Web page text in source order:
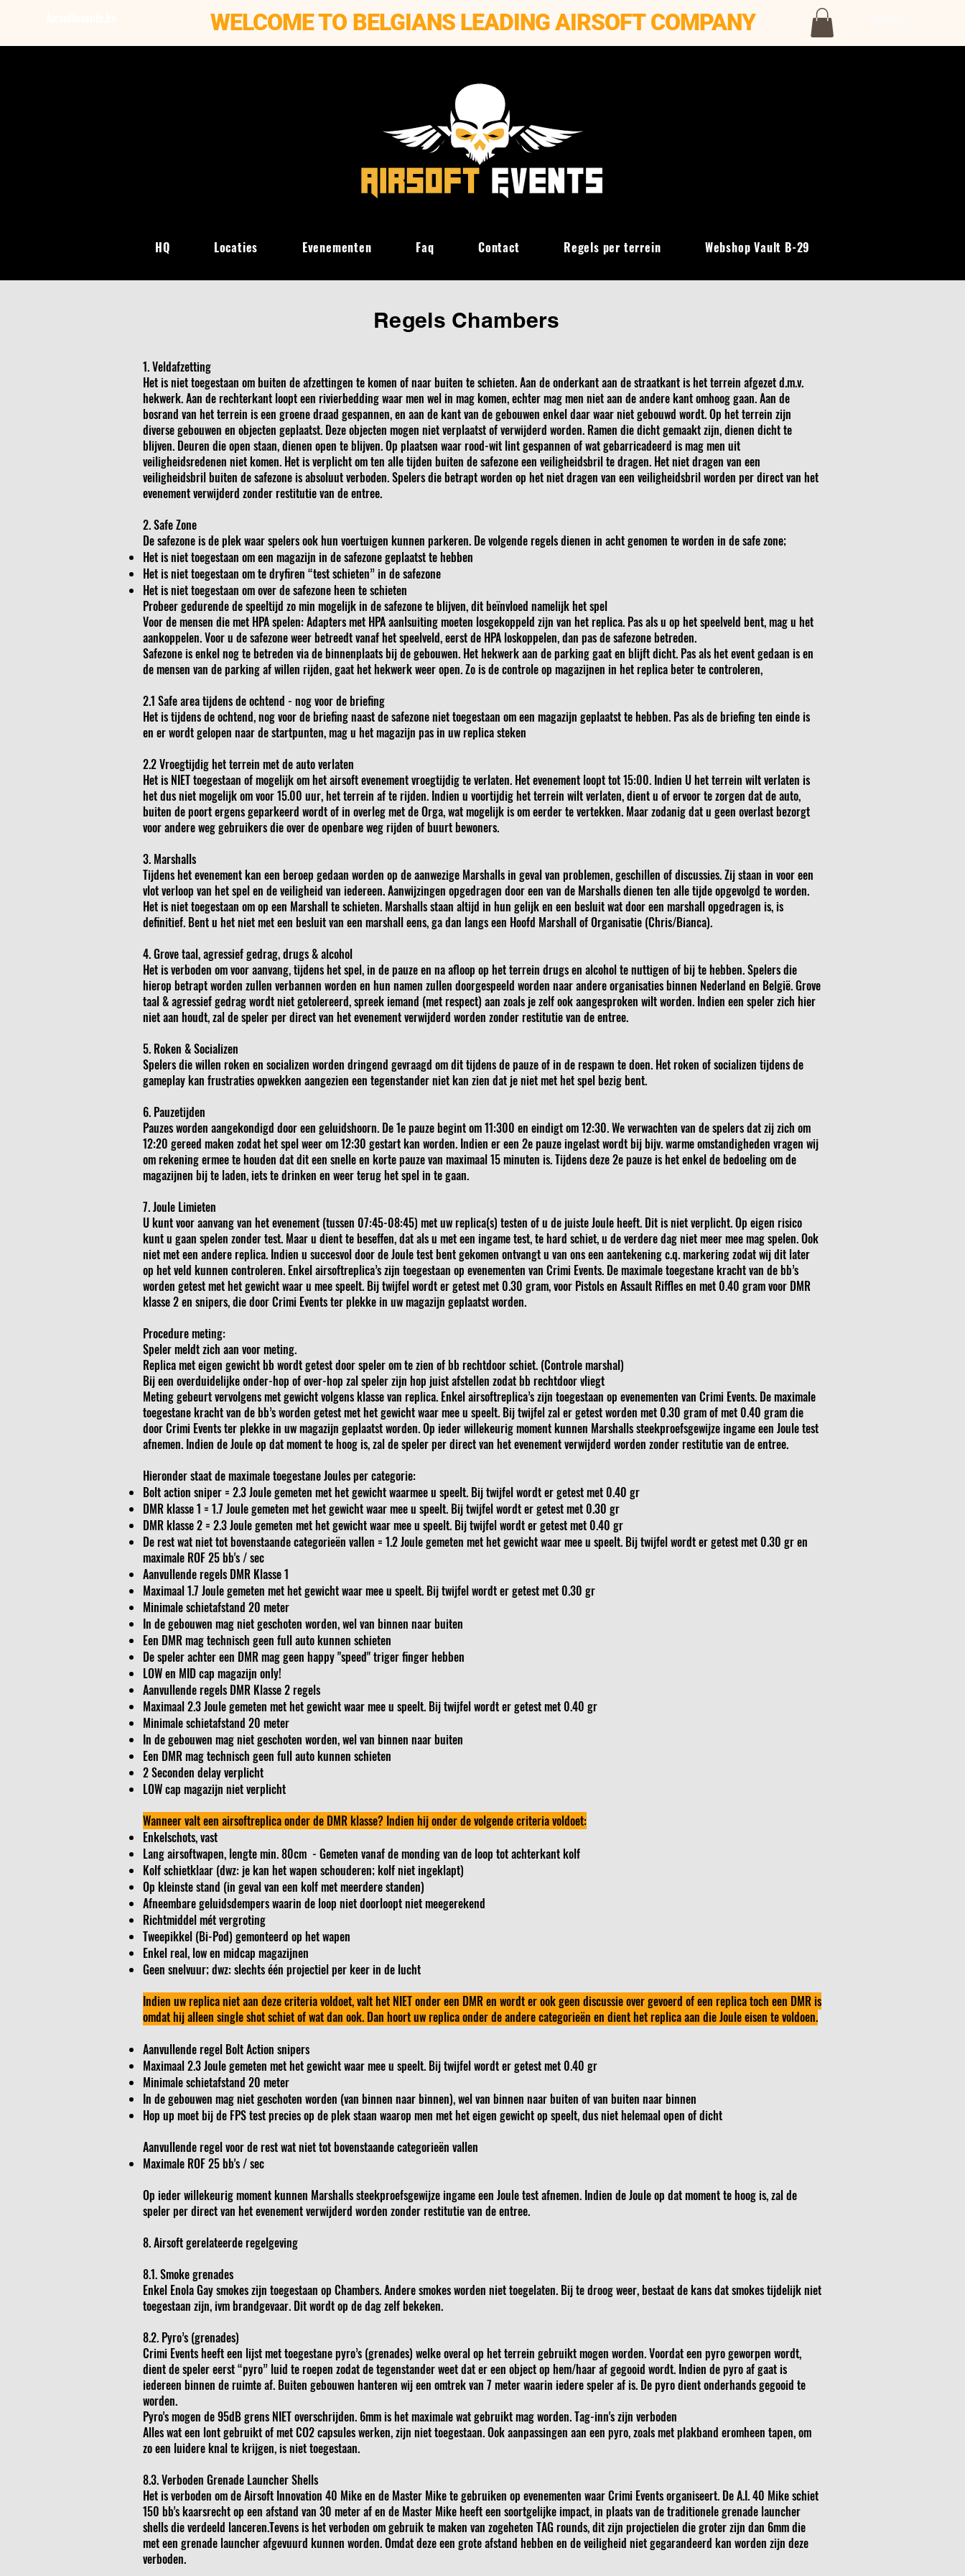
WELCOME TO BELGIANS LEADING AIRSOFT COMPANY
Regels Chambers
1. Veldafzetting
Het is niet toegestaan om buiten de afzettingen te komen of naar buiten te schieten. Aan de onderkant aan de straatkant is het terrein afgezet d.m.v.
hekwerk. Aan de rechterkant loopt een rivierbedding waar men wel in mag komen, echter mag men niet aan de andere kant omhoog gaan. Aan de
bosrand van het terrein is een groene draad gespannen, en aan de kant van de gebouwen enkel daar waar niet gebouwd wordt. Op het terrein zijn
diverse gebouwen en objecten geplaatst. Deze objecten mogen niet verplaatst of verwijderd worden. Ramen die dicht gemaakt zijn, dienen dicht te
blijven. Deuren die open staan, dienen open te blijven. Op plaatsen waar rood-wit lint gespannen of wat gebarricadeerd is mag men uit
veiligheidsredenen niet komen. Het is verplicht om ten alle tijden buiten de safezone een veiligheidsbril te dragen. Het niet dragen van een
veiligheidsbril buiten de safezone is absoluut verboden. Spelers die betrapt worden op het niet dragen van een veiligheidsbril worden per direct van het
evenement verwijderd zonder restitutie van de entree.
2. Safe Zone
De safezone is de plek waar spelers ook hun voertuigen kunnen parkeren. De volgende regels dienen in acht genomen te worden in de safe zone;
Het is niet toegestaan om een magazijn in de safezone geplaatst te hebben
Het is niet toegestaan om te dryfiren “test schieten” in de safezone
Het is niet toegestaan om over de safezone heen te schieten
Probeer gedurende de speeltijd zo min mogelijk in de safezone te blijven, dit beïnvloed namelijk het spel
Voor de mensen die met HPA spelen: Adapters met HPA aanlsuiting moeten losgekoppeld zijn van het replica. Pas als u op het speelveld bent, mag u het
aankoppelen. Voor u de safezone weer betreedt vanaf het speelveld, eerst de HPA loskoppelen, dan pas de safezone betreden.
Safezone is enkel nog te betreden via de binnenplaats bij de gebouwen. Het hekwerk aan de parking gaat en blijft dicht. Pas als het event gedaan is en
de mensen van de parking af willen rijden, gaat het hekwerk weer open. Zo is de controle op magazijnen in het replica beter te controleren,
2.1 Safe area tijdens de ochtend - nog voor de briefing
Het is tijdens de ochtend, nog voor de briefing naast de safezone niet toegestaan om een magazijn geplaatst te hebben. Pas als de briefing ten einde is
en er wordt gelopen naar de startpunten, mag u het magazijn pas in uw replica steken
2.2 Vroegtijdig het terrein met de auto verlaten
Het is NIET toegestaan of mogelijk om het airsoft evenement vroegtijdig te verlaten. Het evenement loopt tot 15:00. Indien U het terrein wilt verlaten is
het dus niet mogelijk om voor 15.00 uur, het terrein af te rijden. Indien u voortijdig het terrein wilt verlaten, dient u of ervoor te zorgen dat de auto,
buiten de poort ergens geparkeerd wordt of in overleg met de Orga, wat mogelijk is om eerder te vertekken. Maar zodanig dat u geen overlast bezorgt
voor andere weg gebruikers die over de openbare weg rijden of buurt bewoners.
3. Marshalls
Tijdens het evenement kan een beroep gedaan worden op de aanwezige Marshalls in geval van problemen, geschillen of discussies. Zij staan in voor een
vlot verloop van het spel en de veiligheid van iedereen. Aanwijzingen opgedragen door een van de Marshalls dienen ten alle tijde opgevolgd te worden.
Het is niet toegestaan om op een Marshall te schieten. Marshalls staan altijd in hun gelijk en een besluit wat door een marshall opgedragen is, is
definitief. Bent u het niet met een besluit van een marshall eens, ga dan langs een Hoofd Marshall of Organisatie (Chris/Bianca).
4. Grove taal, agressief gedrag, drugs & alcohol
Het is verboden om voor aanvang, tijdens het spel, in de pauze en na afloop op het terrein drugs en alcohol te nuttigen of bij te hebben. Spelers die
hierop betrapt worden zullen verbannen worden en hun namen zullen doorgespeeld worden naar andere organisaties binnen Nederland en België. Grove
taal & agressief gedrag wordt niet getolereerd, spreek iemand (met respect) aan zoals je zelf ook aangesproken wilt worden. Indien een speler zich hier
niet aan houdt, zal de speler per direct van het evenement verwijderd worden zonder restitutie van de entree.
5. Roken & Socializen
Spelers die willen roken en socializen worden dringend gevraagd om dit tijdens de pauze of in de respawn te doen. Het roken of socializen tijdens de
gameplay kan frustraties opwekken aangezien een tegenstander niet kan zien dat je niet met het spel bezig bent.
6. Pauzetijden
Pauzes worden aangekondigd door een geluidshoorn. De 1e pauze begint om 11:300 en eindigt om 12:30. We verwachten van de spelers dat zij zich om
12:20 gereed maken zodat het spel weer om 12:30 gestart kan worden. Indien er een 2e pauze ingelast wordt bij bijv. warme omstandigheden vragen wij
om rekening ermee te houden dat dit een snelle en korte pauze van maximaal 15 minuten is. Tijdens deze 2e pauze is het enkel de bedoeling om de
magazijnen bij te laden, iets te drinken en weer terug het spel in te gaan.
7. Joule Limieten
U kunt voor aanvang van het evenement (tussen 07:45-08:45) met uw replica(s) testen of u de juiste Joule heeft. Dit is niet verplicht. Op eigen risico
kunt u gaan spelen zonder test. Maar u dient te beseffen, dat als u met een ingame test, te hard schiet, u de verdere dag niet meer mee mag spelen. Ook
niet met een andere replica. Indien u succesvol door de Joule test bent gekomen ontvangt u van ons een aantekening c.q. markering zodat wij dit later
op het veld kunnen controleren. Enkel airsoftreplica’s zijn toegestaan op evenementen van Crimi Events. De maximale toegestane kracht van de bb’s
worden getest met het gewicht waar u mee speelt. Bij twijfel wordt er getest met 0.30 gram, voor Pistols en Assault Riffles en met 0.40 gram voor DMR
klasse 2 en snipers, die door Crimi Events ter plekke in uw magazijn geplaatst worden.
Procedure meting:
Speler meldt zich aan voor meting.
Replica met eigen gewicht bb wordt getest door speler om te zien of bb rechtdoor schiet. (Controle marshal)
Bij een overduidelijke onder-hop of over-hop zal speler zijn hop juist afstellen zodat bb rechtdoor vliegt
Meting gebeurt vervolgens met gewicht volgens klasse van replica. Enkel airsoftreplica’s zijn toegestaan op evenementen van Crimi Events. De maximale
toegestane kracht van de bb’s worden getest met het gewicht waar mee u speelt. Bij twijfel zal er getest worden met 0.30 gram of met 0.40 gram die
door Crimi Events ter plekke in uw magazijn geplaatst worden. Op ieder willekeurig moment kunnen Marshalls steekproefsgewijze ingame een Joule test
afnemen. Indien de Joule op dat moment te hoog is, zal de speler per direct van het evenement verwijderd worden zonder restitutie van de entree.
Hieronder staat de maximale toegestane Joules per categorie:
Bolt action sniper = 2.3 Joule gemeten met het gewicht waarmee u speelt. Bij twijfel wordt er getest met 0.40 gr
DMR klasse 1 = 1.7 Joule gemeten met het gewicht waar mee u speelt. Bij twijfel wordt er getest met 0.30 gr
DMR klasse 2 = 2.3 Joule gemeten met het gewicht waar mee u speelt. Bij twijfel wordt er getest met 0.40 gr
De rest wat niet tot bovenstaande categorieën vallen = 1.2 Joule gemeten met het gewicht waar mee u speelt. Bij twijfel wordt er getest met 0.30 gr en
maximale ROF 25 bb's / sec
Aanvullende regels DMR Klasse 1
Maximaal 1.7 Joule gemeten met het gewicht waar mee u speelt. Bij twijfel wordt er getest met 0.30 gr
Minimale schietafstand 20 meter
In de gebouwen mag niet geschoten worden, wel van binnen naar buiten
Een DMR mag technisch geen full auto kunnen schieten
De speler achter een DMR mag geen happy "speed" triger finger hebben
LOW en MID cap magazijn only!
Aanvullende regels DMR Klasse 2 regels
Maximaal 2.3 Joule gemeten met het gewicht waar mee u speelt. Bij twijfel wordt er getest met 0.40 gr
Minimale schietafstand 20 meter
In de gebouwen mag niet geschoten worden, wel van binnen naar buiten
Een DMR mag technisch geen full auto kunnen schieten
2 Seconden delay verplicht
LOW cap magazijn niet verplicht
Wanneer valt een airsoftreplica onder de DMR klasse? Indien hij onder de volgende criteria voldoet:
Enkelschots, vast
Lang airsoftwapen, lengte min. 80cm - Gemeten vanaf de monding van de loop tot achterkant kolf
Kolf schietklaar (dwz: je kan het wapen schouderen; kolf niet ingeklapt)
Op kleinste stand (in geval van een kolf met meerdere standen)
Afneembare geluidsdempers waarin de loop niet doorloopt niet meegerekend
Richtmiddel mét vergroting
Tweepikkel (Bi-Pod) gemonteerd op het wapen
Enkel real, low en midcap magazijnen
Geen snelvuur; dwz: slechts één projectiel per keer in de lucht
Indien uw replica niet aan deze criteria voldoet, valt het NIET onder een DMR en wordt er ook geen discussie over gevoerd of een replica toch een DMR is
omdat hij alleen single shot schiet of wat dan ook. Dan hoort uw replica onder de andere categorieën en dient het replica aan die Joule eisen te voldoen.
Aanvullende regel Bolt Action snipers
Maximaal 2.3 Joule gemeten met het gewicht waar mee u speelt. Bij twijfel wordt er getest met 0.40 gr
Minimale schietafstand 20 meter
In de gebouwen mag niet geschoten worden (van binnen naar binnen), wel van binnen naar buiten of van buiten naar binnen
Hop up moet bij de FPS test precies op de plek staan waarop men met het eigen gewicht op speelt, dus niet helemaal open of dicht
Aanvullende regel voor de rest wat niet tot bovenstaande categorieën vallen
Maximale ROF 25 bb's / sec
Op ieder willekeurig moment kunnen Marshalls steekproefsgewijze ingame een Joule test afnemen. Indien de Joule op dat moment te hoog is, zal de
speler per direct van het evenement verwijderd worden zonder restitutie van de entree.
8. Airsoft gerelateerde regelgeving
8.1. Smoke grenades
Enkel Enola Gay smokes zijn toegestaan op Chambers. Andere smokes worden niet toegelaten. Bij te droog weer, bestaat de kans dat smokes tijdelijk niet
toegestaan zijn, ivm brandgevaar. Dit wordt op de dag zelf bekeken.
8.2. Pyro’s (grenades)
Crimi Events heeft een lijst met toegestane pyro’s (grenades) welke overal op het terrein gebruikt mogen worden. Voordat een pyro geworpen wordt,
dient de speler eerst “pyro” luid te roepen zodat de tegenstander weet dat er een object op hem/haar af gegooid wordt. Indien de pyro af gaat is
iedereen binnen de ruimte af. Buiten gebouwen hanteren wij een omtrek van 7 meter waarin iedere speler af is. De pyro dient onderhands gegooid te
worden.
Pyro's mogen de 95dB grens NIET overschrijden. 6mm is het maximale wat gebruikt mag worden. Tag-inn's zijn verboden
Alles wat een lont gebruikt of met CO2 capsules werken, zijn niet toegestaan. Ook aanpassingen aan een pyro, zoals met plakband eromheen tapen, om
zo een luidere knal te krijgen, is niet toegestaan.
8.3. Verboden Grenade Launcher Shells
Het is verboden om de Airsoft Innovation 40 Mike en de Master Mike te gebruiken op evenementen waar Crimi Events organiseert. De A.I. 40 Mike schiet
150 bb's kaarsrecht op een afstand van 30 meter af en de Master Mike heeft een soortgelijke impact, in plaats van de traditionele grenade launcher
shells die verdeeld lanceren.Tevens is het verboden om gebruik te maken van zogeheten TAG rounds, dit zijn projectielen die groter zijn dan 6mm die
met een grenade launcher afgevuurd kunnen worden. Omdat deze een grote afstand hebben en de veiligheid niet gegarandeerd kan worden zijn deze
verboden.
HQ Locaties Evenementen Faq Contact Regels per terrein Webshop Vault B-29